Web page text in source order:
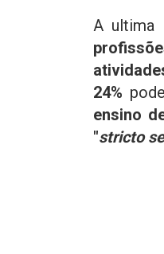
A ultima
24%
ensino
"stricto